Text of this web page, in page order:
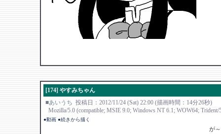
[174] やすみちゃん
■あいうち 投稿日：2012/11/24 (Sat) 22:00 (描画時間：14分26秒)
Mozilla/5.0 (compatible; MSIE 9.0; Windows NT 6.1; WOW64; Trident/
●動画 ●続きから描く
が